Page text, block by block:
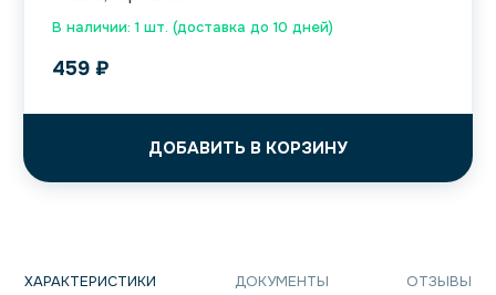
В наличии: 1 шт. (доставка до 10 дней)
459 ₽
ДОБАВИТЬ В КОРЗИНУ
ХАРАКТЕРИСТИКИ ДОКУМЕНТЫ ОТЗЫВЫ